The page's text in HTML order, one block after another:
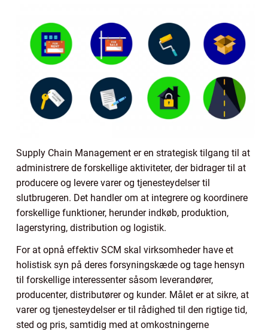
Supply Chain Management er en strategisk tilgang til at
administrere de forskellige aktiviteter, der bidrager til at
producere og levere varer og tjenesteydelser til
slutbrugeren. Det handler om at integrere og koordinere
forskellige funktioner, herunder indkøb, produktion,
lagerstyring, distribution og logistik.
For at opnå effektiv SCM skal virksomheder have et
holistisk syn på deres forsyningskæde og tage hensyn
til forskellige interessenter såsom leverandører,
producenter, distributører og kunder. Målet er at sikre, at
varer og tjenesteydelser er til rådighed til den rigtige tid,
sted og pris, samtidig med at omkostningerne